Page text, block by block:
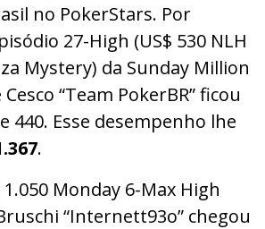
no PokerStars. Por
27-High (US$ 530 NLH
Mystery) da Sunday Million
“Team PokerBR” ficou
440. Esse desempenho lhe
.
1.050 Monday 6-Max High
“Internett93o” chegou